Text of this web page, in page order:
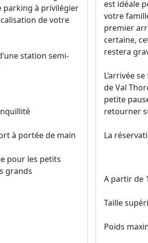
parking à privilégier
de votre
station semi-
à portée de main
pour les petits
grands
est idéale
votre
premier
certaine,
restera
L’arrivée
de Val
petite
retourner
La
A partir de
Taille
Poids